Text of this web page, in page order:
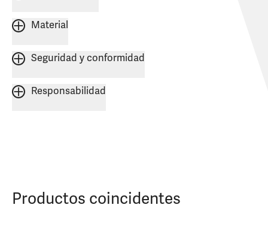
Material
Seguridad y conformidad
Responsabilidad
Productos coincidentes